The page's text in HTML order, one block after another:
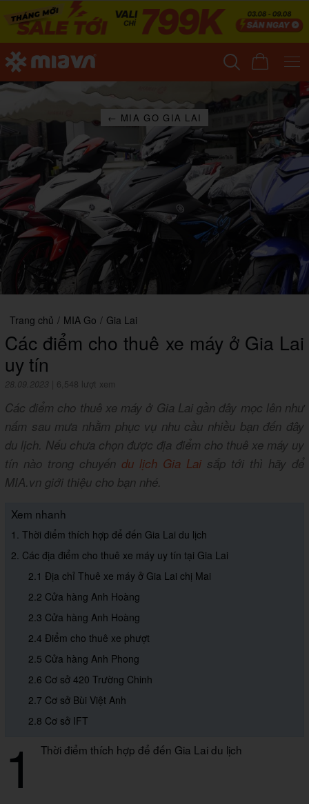
← MIA GO GIA LAI
Trang chủ / MIA Go / Gia Lai
Các điểm cho thuê xe máy ở Gia Lai
uy tín
28.09.2023 6,548 lượt xem
Các điểm cho thuê xe máy ở Gia Lai gần đây mọc lên như
nấm sau mưa nhằm phục vụ nhu cầu nhiều bạn đến đây
du lịch. Nếu chưa chọn được địa điểm cho thuê xe máy uy
tín nào trong chuyến du lịch Gia Lai sắp tới thì hãy để
MIA.vn giới thiệu cho bạn nhé.
Xem nhanh
1. Thời điểm thích hợp để đến Gia Lai du lịch
2. Các địa điểm cho thuê xe máy uy tín tại Gia Lai
2.1 Địa chỉ Thuê xe máy ở Gia Lai chị Mai
2.2 Cửa hàng Anh Hoàng
2.3 Cửa hàng Anh Hoàng
2.4 Điểm cho thuê xe phượt
2.5 Cửa hàng Anh Phong
2.6 Cơ sở 420 Trường Chinh
2.7 Cơ sở Bùi Việt Anh
2.8 Cơ sở IFT
1 Thời điểm thích hợp để đến Gia Lai du lịch